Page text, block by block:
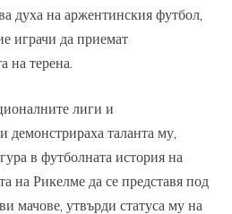
духа на аржентинския футбол,
играчи да приемат
на терена.
лиги и
таланта му,
в футболната история на
на Рикелме да се представя под
мачове, утвърди статуса му на